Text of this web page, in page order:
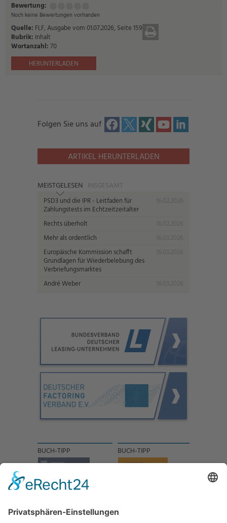
Bewertung:
(1
Punkt)
(2
Punkte)
(3
Punkte)
(4
Punkte)
gut
(5
Punkte)
Noch keine Bewertungen vorhanden
Quelle: FLF, Ausgabe vom 01.07.2026, Seite 159
Rubrik: Inhalt
Wortanzahl:70
HERUNTERLADEN
Folgen Sie uns auf
ARTIKEL HERUNTERLADEN
MEISTGELESEN INSGESAMT
PSD3 und die IPR - Leitfaden für
Zahlungstests im Echtzeitzeitalter
Rechts überholt
Mehr als ordentlich
Europäische Kommission schafft
Grundlagen für Wiederbelebung des
Verbriefungsmarktes
André Weber
BUCH-TIPP BUCH-TIPP